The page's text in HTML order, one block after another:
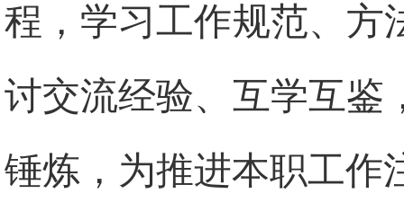
程，学习工作规范、方
讨交流经验、互学互鉴
锤炼，为推进本职工作